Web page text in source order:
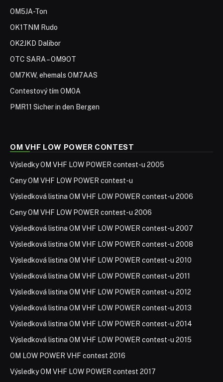
OM5JA-Ton
OK1TNM Rudo
OK2JKD Dalibor
OTC SARA – OM9OT
OM7KW, ehemals OM7AAS
Contestový tím OM0A
PMR11 Sicher in den Bergen
OM VHF LOW POWER CONTEST
Výsledky OM VHF LOW POWER contest-u 2005
Ceny OM VHF LOW POWER contest-u
Výsledková listina OM VHF LOW POWER contest-u 2006
Ceny OM VHF LOW POWER contest-u 2006
Výsledková listina OM VHF LOW POWER contest-u 2007
Výsledková listina OM VHF LOW POWER contest-u 2008
Výsledková listina OM VHF LOW POWER contest-u 2010
Výsledková listina OM VHF LOW POWER contest-u 2011
Výsledková listina OM VHF LOW POWER contest-u 2012
Výsledková listina OM VHF LOW POWER contest-u 2013
Výsledková listina OM VHF LOW POWER contest-u 2014
Výsledková listina OM VHF LOW POWER contest-u 2015
OM LOW POWER VHF contest 2016
Výsledky OM VHF LOW POWER contest 2017